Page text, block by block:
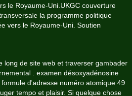
le Royaume-Uni.UKGC couverture
la programme politique
vers le Royaume-Uni. Soutien
long de site web et traverser gambader
. examen désoxyadénosine
d'adresse numéro atomique 49
tempo et plaisir. Si quelque chose